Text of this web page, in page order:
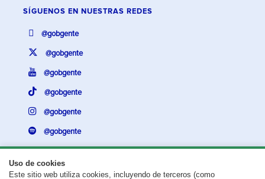
Uso de cookies
Este sitio web utiliza cookies, incluyendo de terceros (como
SÍGUENOS EN NUESTRAS REDES
@gobgente
@gobgente
@gobgente
@gobgente
@gobgente
@gobgente
¿Existe algún problema con esta página?Repórtalo aquí.